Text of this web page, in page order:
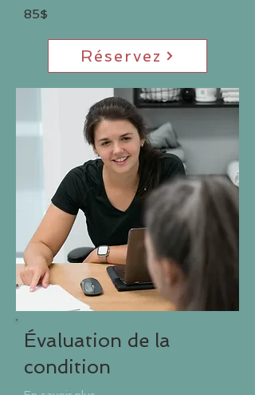
85$
Réservez
Évaluation de la
condition